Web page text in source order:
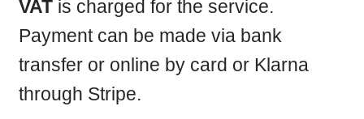
VAT is charged for the service.
Payment can be made via bank
transfer or online by card or Klarna
through Stripe.